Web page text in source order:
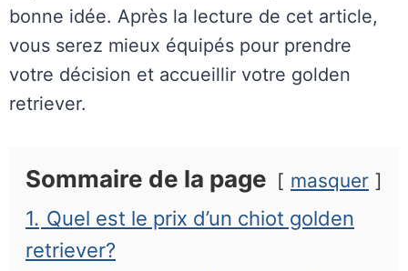
bonne idée. Après la lecture de cet article,
vous serez mieux équipés pour prendre
votre décision et accueillir votre golden
retriever.
Sommaire de la page masquer
1. Quel est le prix d’un chiot golden
retriever?